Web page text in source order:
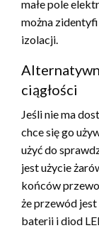
małe pole
można
izolacji.
ciągłości
Jeśli nie ma
chce się go
użyć do
jest użycie
końców
że przewód
baterii i diod